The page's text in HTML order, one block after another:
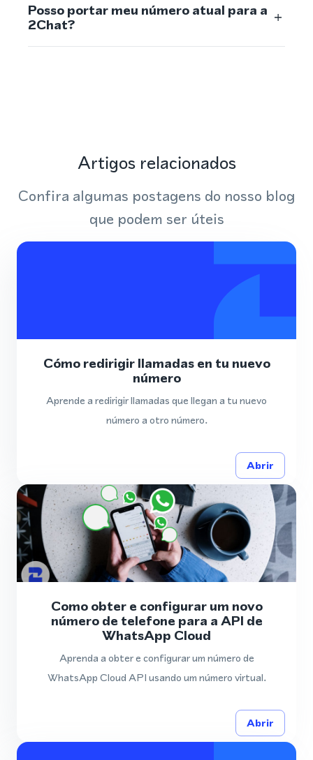
Posso portar meu número atual para a
2Chat?
Artigos relacionados
Confira algumas postagens do nosso blog
que podem ser úteis
Cómo redirigir llamadas en tu nuevo
número
Aprende a redirigir llamadas que llegan a tu nuevo
número a otro número.
Abrir
Como obter e configurar um novo
número de telefone para a API de
WhatsApp Cloud
Aprenda a obter e configurar um número de
WhatsApp Cloud API usando um número virtual.
Abrir